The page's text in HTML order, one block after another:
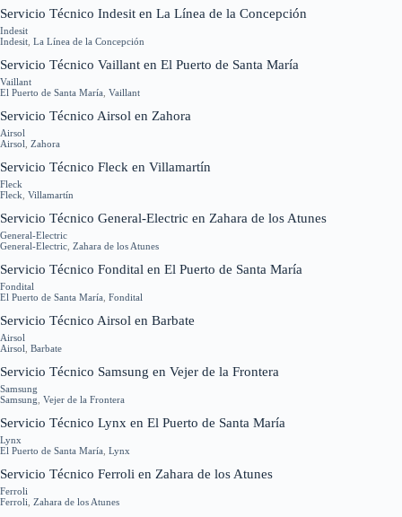
Servicio Técnico Indesit en La Línea de la Concepción
Indesit
Indesit La Línea de la Concepción
Servicio Técnico Vaillant en El Puerto de Santa María
Vaillant
El Puerto de Santa María Vaillant
Servicio Técnico Airsol en Zahora
Airsol
Airsol Zahora
Servicio Técnico Fleck en Villamartín
Fleck
Fleck Villamartín
Servicio Técnico General-Electric en Zahara de los Atunes
General-Electric
General-Electric Zahara de los Atunes
Servicio Técnico Fondital en El Puerto de Santa María
Fondital
El Puerto de Santa María Fondital
Servicio Técnico Airsol en Barbate
Airsol
Airsol Barbate
Servicio Técnico Samsung en Vejer de la Frontera
Samsung
Samsung Vejer de la Frontera
Servicio Técnico Lynx en El Puerto de Santa María
Lynx
El Puerto de Santa María Lynx
Servicio Técnico Ferroli en Zahara de los Atunes
Ferroli
Ferroli Zahara de los Atunes